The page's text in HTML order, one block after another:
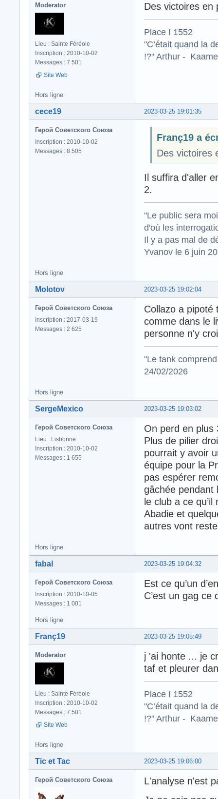
Moderator
Lieu : Sainte Féréole
Inscription : 2010-10-02
Messages : 7 501
Site Web
Des victoires en
Place I 1552
"C’était quand la
!?" Arthur -
Hors ligne
2023-03-25 19:01:35
cece19
Герой Советского Союза
Inscription : 2010-10-02
Messages : 8 505
Franç19 a
Des victoires
Il suffira d'aller
2.
"Le public sera
d'où les
Il y a pas mal de
Yvanov le 6 juin
Hors ligne
2023-03-25 19:02:04
Molotov
Герой Советского Союза
Inscription : 2017-03-19
Messages : 2 625
Collazo a pipoté
comme dans le
personne n'y
"Le tank
24/02/2026
Hors ligne
2023-03-25 19:03:02
SergeMexico
Герой Советского Союза
Lieu : Lisbonne
Inscription : 2010-10-02
Messages : 1 655
On perd en plus
Plus de pilier
pourrait y avoir
équipe pour la
pas espérer
gâchée pendant
le club a ce
Abadie et
autres vont
Hors ligne
2023-03-25 19:04:32
fabal
Герой Советского Союза
Inscription : 2010-10-05
Messages : 1 001
Est ce qu’un
C’est un gag ce
Hors ligne
2023-03-25 19:05:49
Franç19
Moderator
Lieu : Sainte Féréole
Inscription : 2010-10-02
Messages : 7 501
Site Web
j 'ai honte ... je
taf et pleurer
Place I 1552
"C’était quand la
!?" Arthur -
Hors ligne
2023-03-25 19:06:00
Tic et Tac
Герой Советского Союза
L'analyse n'est